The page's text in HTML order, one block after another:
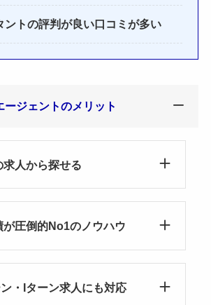
ントの評判が良い口コミが多い
ージェントのメリット
人から探せる
が圧倒的No1のノウハウ
・Iターン求人にも対応